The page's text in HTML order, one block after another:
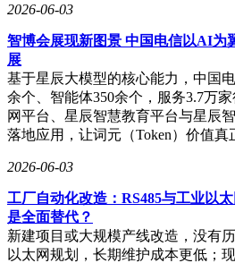
2026-06-03
智博会展现新图景 中国电信以AI为
展
基于星辰大模型的核心能力，中国
余个、智能体350余个，服务3.7万
网平台、星辰智慧教育平台与星辰
落地应用，让词元（Token）价值
2026-06-03
工厂自动化改造：RS485与工业以
是全面替代？
新建项目或大规模产线改造，没有
以太网规划，长期维护成本更低；